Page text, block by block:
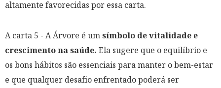
altamente favorecidas por essa carta.
A carta 5 - A Árvore é umsímbolo de vitalidade e
crescimento na saúde. Ela sugere que o equilíbrio e
os bons hábitos são essenciais para manter o bem-estar
e que qualquer desafio enfrentado poderá ser